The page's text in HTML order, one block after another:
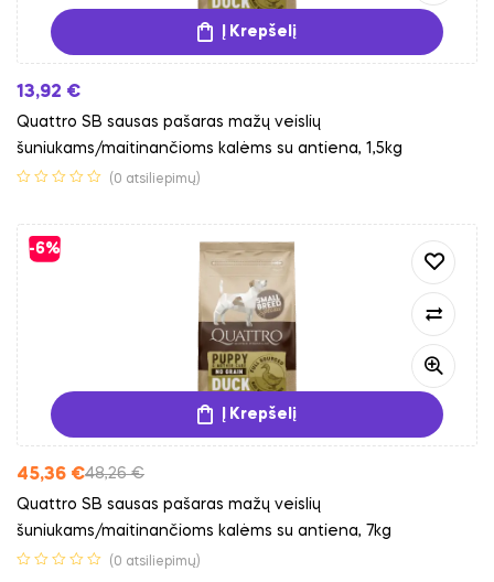
Į Krepšelį
13,92 €
Quattro SB sausas pašaras mažų veislių
šuniukams/maitinančioms kalėms su antiena, 1,5kg
(0 atsiliepimų)
-6%
Į Krepšelį
48,26€
45,36 €
Quattro SB sausas pašaras mažų veislių
šuniukams/maitinančioms kalėms su antiena, 7kg
(0 atsiliepimų)